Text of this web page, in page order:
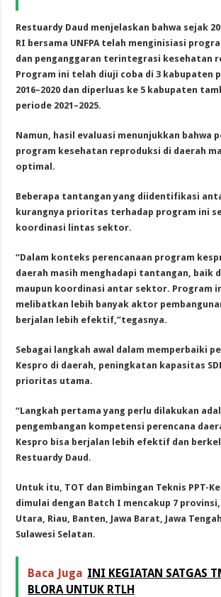
Restuardy Daud menjelaskan bahwa sejak
RI bersama UNFPA telah menginisiasi
dan penganggaran terintegrasi kesehatan
Program ini telah diuji coba di 3 kabupaten
2016–2020 dan diperluas ke 5 kabupaten
periode 2021–2025.
Namun, hasil evaluasi menunjukkan bahwa
program kesehatan reproduksi di daerah
optimal.
Beberapa tantangan yang diidentifikasi
kurangnya prioritas terhadap program ini
koordinasi lintas sektor.
“Dalam konteks perencanaan program
daerah masih menghadapi tantangan, baik
maupun koordinasi antar sektor. Program
melibatkan lebih banyak aktor
berjalan lebih efektif,”tegasnya.
Sebagai langkah awal dalam memperbaiki
Kespro di daerah, peningkatan kapasitas
prioritas utama.
“Langkah pertama yang perlu dilakukan
pengembangan kompetensi perencana
Kespro bisa berjalan lebih efektif dan
Restuardy Daud.
Untuk itu, TOT dan Bimbingan Teknis PPT-
dimulai dengan Batch I mencakup 7
Utara, Riau, Banten, Jawa Barat, Jawa
Sulawesi Selatan.
Baca Juga INI KEGIATAN SATGAS
BLORA UNTUK RTLH